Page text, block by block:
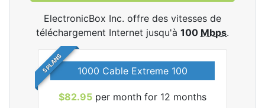
ElectronicBox Inc. offre des vitesses de
téléchargement Internet jusqu'à 100 Mbps.
5 PLANS 1000 Cable Extreme 100
$82.95 per month for 12 months